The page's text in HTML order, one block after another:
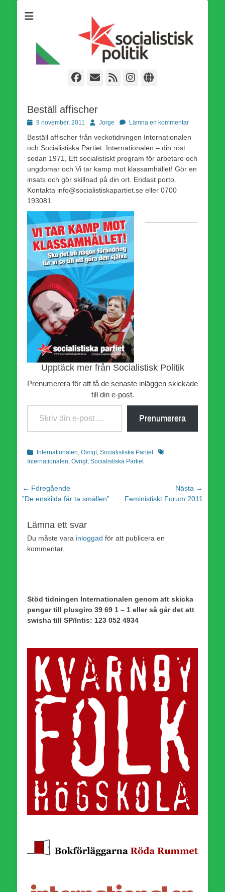
världsomfattande socialistiska Fjärde Internationalen och en viktig
tillgång i kampen för en socialistisk framtid!
Facebook
E-
Webbflöde
Instagram
Webbplats
Beställ affischer
Publicerad
9 november, 2011 Författare
Jorge Lämna en kommentar
Beställ affischer från veckotidningen Internationalen
och Socialistiska Partiet. Internationalen – din röst
sedan 1971, Ett socialistiskt program för arbetare och
ungdomar och Vi tar kamp mot klassamhället! Gör en
insats och gör skillnad på din ort. Endast porto.
Kontakta info@socialistiskapartiet.se eller 0700
193081.
Upptäck mer från Socialistisk Politik
Prenumerera för att få de senaste inläggen skickade
till din e-post.
Skriv din e-post …
Prenumerera
Kategorier
Internationalen Övrigt, Socialistiska Partiet
Etiketter
Internationalen Övrigt, Socialistiska Partiet
Inläggsnavigering
← Föregående
Föregående
”De enskilda får ta smällen”
Nästa →
NästaFeministiskt Forum 2011
Lämna ett svar
Du måste vara inloggad för att publicera en
kommentar.
Stöd tidningen Internationalen genom att skicka
pengar till plusgiro 39 69 1 – 1 eller så går det att
swisha till SP/Intis: 123 052 4934